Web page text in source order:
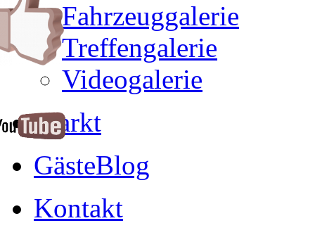
Fahrzeuggalerie
Treffengalerie
Videogalerie
Markt
GästeBlog
Kontakt